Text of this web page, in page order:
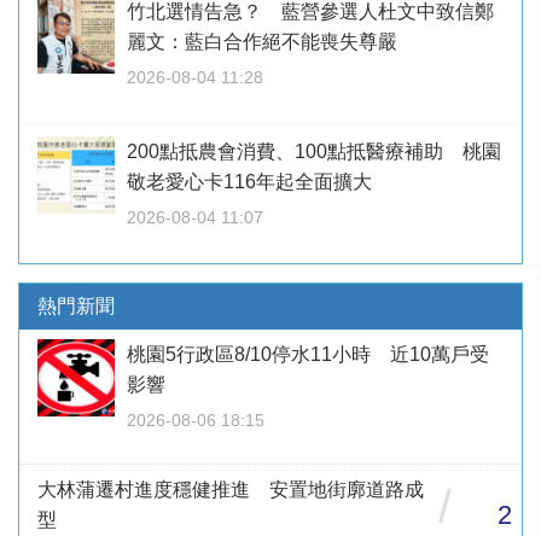
竹北選情告急？ 藍營參選人杜文中致信鄭
麗文：藍白合作絕不能喪失尊嚴
2026-08-04 11:28
200點抵農會消費、100點抵醫療補助 桃園
敬老愛心卡116年起全面擴大
2026-08-04 11:07
熱門新聞
桃園5行政區8/10停水11小時 近10萬戶受
影響
2026-08-06 18:15
大林蒲遷村進度穩健推進 安置地街廓道路成
型
/ 2